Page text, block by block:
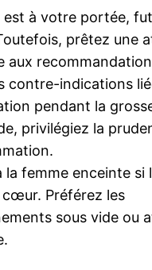
est à votre portée,
prêtez une
aux
contre-indications
pendant la
privilégiez la
la femme enceinte si
Préférez les
sous vide ou